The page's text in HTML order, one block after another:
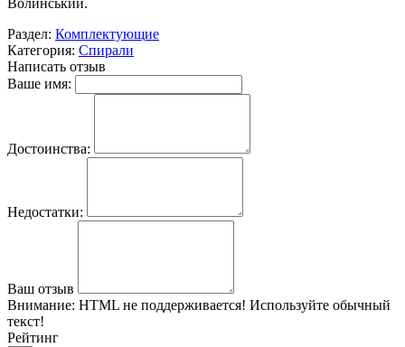
Волинський.
Раздел: Комплектующие
Категория: Спирали
Написать отзыв
Ваше имя:
Достоинства:
Недостатки:
Ваш отзыв
Внимание: HTML не поддерживается! Используйте обычный
текст!
Рейтинг